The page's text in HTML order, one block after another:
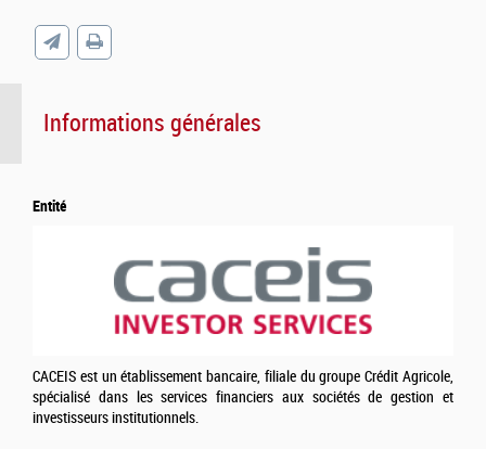
Informations générales
Entité
CACEIS est un établissement bancaire, filiale du groupe Crédit Agricole,
spécialisé dans les services financiers aux sociétés de gestion et
investisseurs institutionnels.